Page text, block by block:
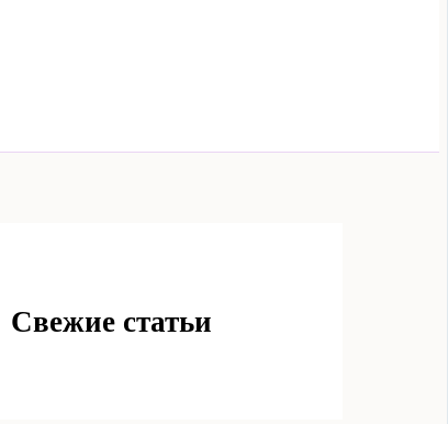
Свежие статьи